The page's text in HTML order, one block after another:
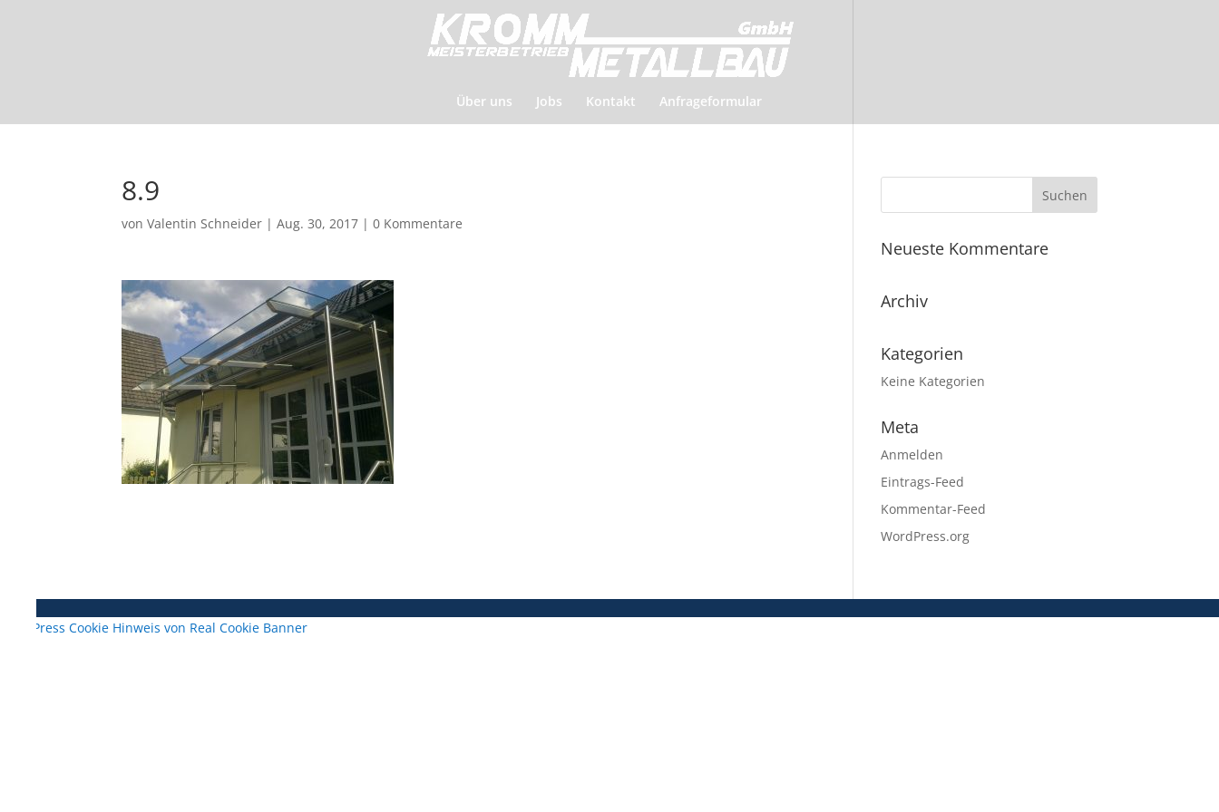
Über uns Jobs Kontakt Anfrageformular
8.9
vonValentin Schneider |Aug. 30, 2017 |0 Kommentare
Neueste Kommentare
Archiv
Kategorien
Keine Kategorien
Meta
Anmelden
Eintrags-Feed
Kommentar-Feed
WordPress.org
WordPress Cookie Hinweis von Real Cookie Banner